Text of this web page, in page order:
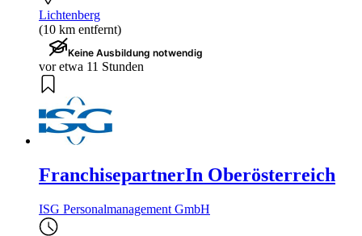
Lichtenberg
(10 km entfernt)
Keine Ausbildung notwendig
vor etwa 11 Stunden
FranchisepartnerIn Oberösterreich
ISG Personalmanagement GmbH